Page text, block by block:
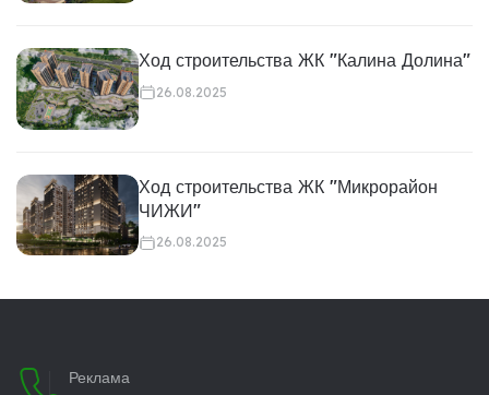
Ход строительства ЖК "Калина Долина"
26.08.2025
Ход строительства ЖК "Микрорайон
ЧИЖИ"
26.08.2025
Реклама